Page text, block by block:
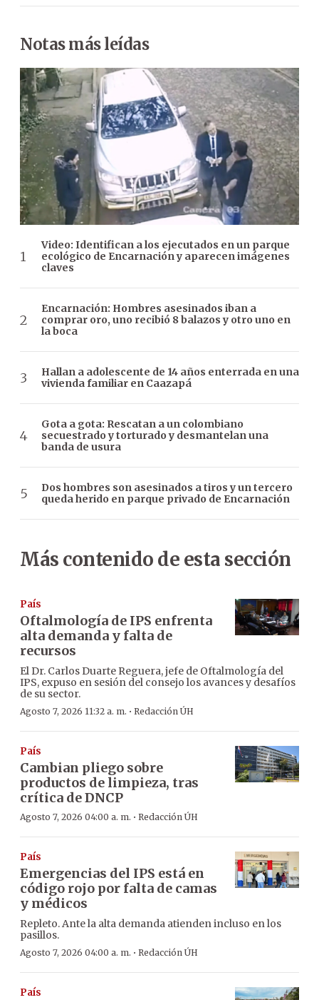
Notas más leídas
Video: Identifican a los ejecutados en un parque
ecológico de Encarnación y aparecen imágenes
claves
Encarnación: Hombres asesinados iban a
comprar oro, uno recibió 8 balazos y otro uno en
la boca
Hallan a adolescente de 14 años enterrada en una
vivienda familiar en Caazapá
Gota a gota: Rescatan a un colombiano
secuestrado y torturado y desmantelan una
banda de usura
Dos hombres son asesinados a tiros y un tercero
queda herido en parque privado de Encarnación
Más contenido de esta sección
País
Oftalmología de IPS enfrenta
alta demanda y falta de
recursos
El Dr. Carlos Duarte Reguera, jefe de Oftalmología del
IPS, expuso en sesión del consejo los avances y desafíos
de su sector.
Agosto 7, 2026 11:32 a. m. · Redacción ÚH
País
Cambian pliego sobre
productos de limpieza, tras
crítica de DNCP
Agosto 7, 2026 04:00 a. m. · Redacción ÚH
País
Emergencias del IPS está en
código rojo por falta de camas
y médicos
Repleto. Ante la alta demanda atienden incluso en los
pasillos.
Agosto 7, 2026 04:00 a. m. · Redacción ÚH
País